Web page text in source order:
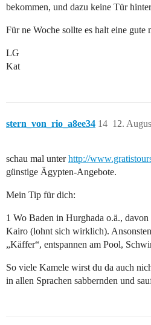
bekommen, und dazu keine Tür
Für ne Woche sollte es halt eine
LG
Kat
stern_von_rio_a8ee34 12.
14
schau mal unterhttp://
günstige Ägypten-Angebote.
Mein Tip für dich:
1 Wo Baden in Hurghada o.ä.,
Kairo (lohnt sich wirklich).
„Käffer“, entspannen am Pool,
So viele Kamele wirst du da auch
in allen Sprachen sabbernden und